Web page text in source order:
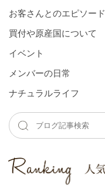
お客さんとのエピソード
買付や原産国について
イベント
メンバーの⽇常
ナチュラルライフ